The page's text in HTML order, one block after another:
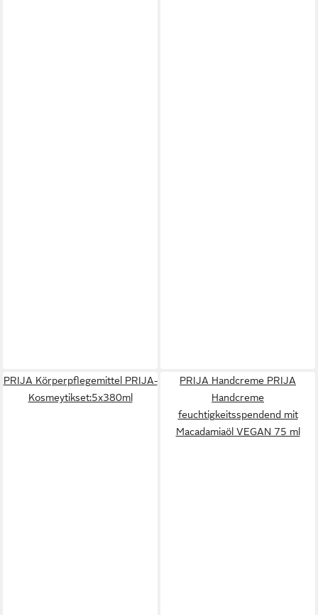
PRIJA Körperpflegemittel PRIJA-
Kosmeytikset:5x380ml
PRIJA Handcreme PRIJA
Handcreme
feuchtigkeitsspendend mit
Macadamiaöl VEGAN 75 ml